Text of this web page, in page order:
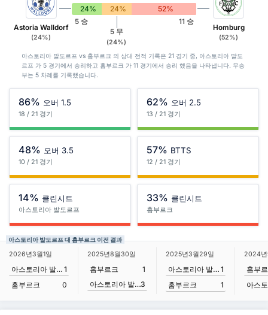
Astoria Walldorf
(24%)
24% 24% 52%
5 승
5 무
(24%)
11 승
Homburg
(52%)
아스토리아 발도르프 vs 홈부르크 의 상대 전적 기록은 21 경기 중, 아스토리아 발도
르프 가 5 경기에서 승리하고 홈부르크 가 11 경기에서 승리 했음을 나타냅니다. 무승
부는 5 차례를 기록했습니다.
86% 오버 1.5
18 / 21 경기
62% 오버 2.5
13 / 21 경기
48% 오버 3.5
10 / 21 경기
57% BTTS
12 / 21 경기
14% 클린시트
아스토리아 발도르프
33% 클린시트
홈부르크
아스토리아 발도르프 대 홈부르크 이전 결과
2026년3월1일
아스토리아 발도르프 1
홈부르크
0
2025년8월30일
홈부르크
1
아스토리아 발도르프3
2025년3월29일
아스토리아 발도르프 1
홈부르크
1
2024년
홈부